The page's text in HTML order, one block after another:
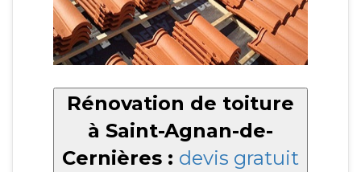
Rénovation de toiture
à Saint-Agnan-de-
Cernières : devis gratuit